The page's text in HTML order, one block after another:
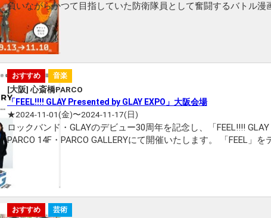
負いながらかつて目指していた防衛隊員として奮闘するバトル漫
して人気沸騰中の本作初となる展覧会を開催します。 本展では、名シーンの額装イラスト約120点や怪
獣の存在する...
おすすめ 音楽
[大阪] 心斎橋PARCO
「FEEL!!!! GLAY Presented by GLAY EXPO」大阪会場
★2024-11-01(金)〜2024-11-17(日)
ロックバンド・GLAYのデビュー30周年を記念し、「FEEL!!!!
PARCO 14F・PARCO GALLERYにて開催いたします。 「FEEL」をテーマに、五感を使ってお楽しみいた
だける、GLAY楽曲の新たな解釈をご提案しま...
おすすめ 芸術